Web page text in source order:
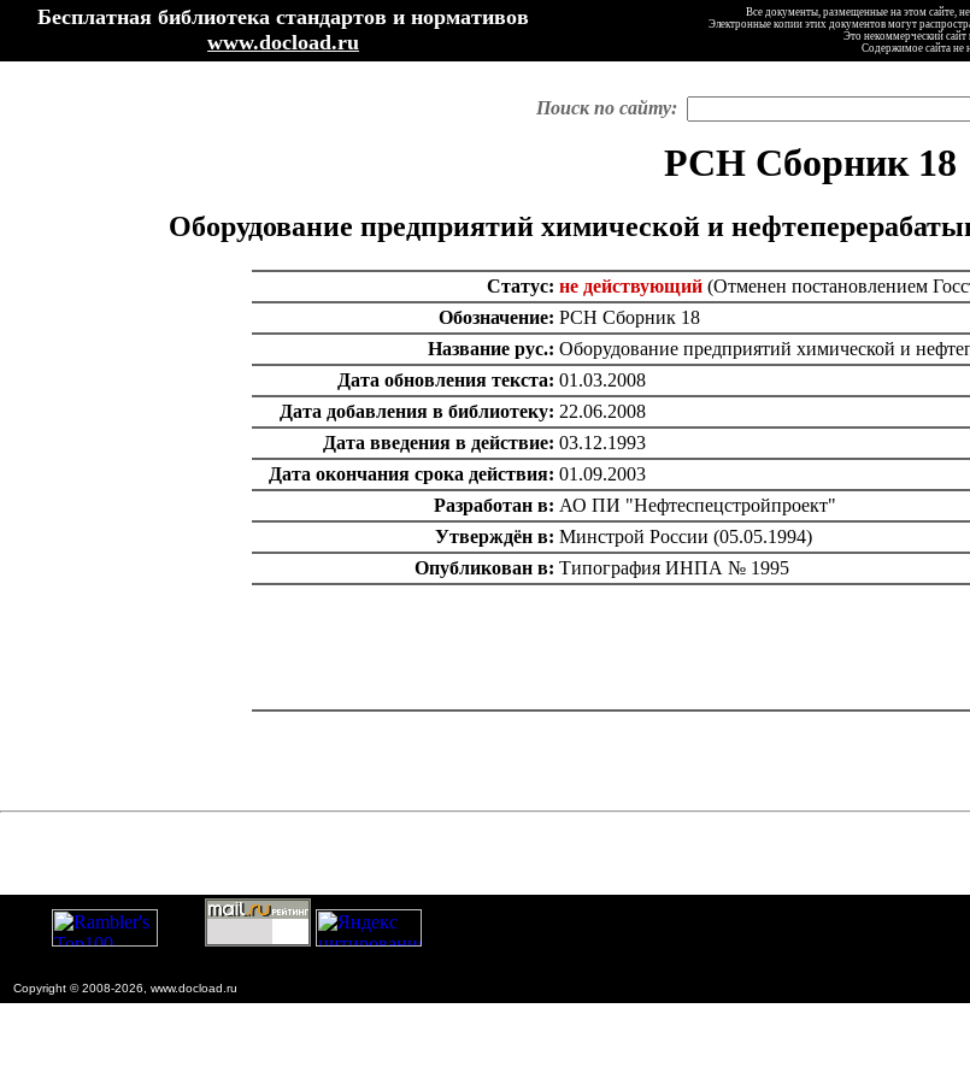
Бесплатная библиотека стандартов и нормативов
www.docload.ru
Все документы, размещенные на этом сайте,
Электронные копии этих документов могут
Это некоммерческий
Содержимое сайта не
Поиск по сайту:
РСН Сборник 18
Оборудование предприятий химической и
Статус: не действующий (Отменен постановлением
Обозначение: РСН Сборник 18
Название рус.: Оборудование предприятий химической и
Дата обновления текста: 01.03.2008
Дата добавления в библиотеку: 22.06.2008
Дата введения в действие: 03.12.1993
Дата окончания срока действия: 01.09.2003
Разработан в: АО ПИ "Нефтеспецстройпроект"
Утверждён в: Минстрой России (05.05.1994)
Опубликован в: Типография ИНПА № 1995
Copyright © 2008-2026, www.docload.ru